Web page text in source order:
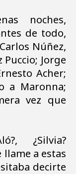
noches,
de todo,
Núñez,
Jorge
Acher;
a Maronna;
vez que
¿Silvia?
a estas
decirte